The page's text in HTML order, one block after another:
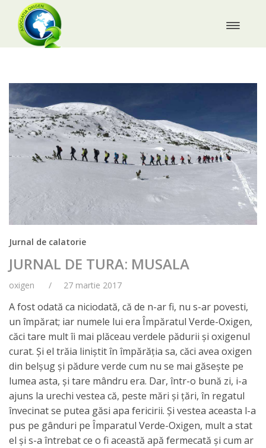
Jurnal de calatorie
JURNAL DE TURA: MUSALA
oxigen 27 martie 2017
A fost odată ca niciodată, că de n-ar fi, nu s-ar povesti,
un împărat; iar numele lui era Împăratul Verde-Oxigen,
căci tare mult îi mai plăceau verdele pădurii şi oxigenul
curat. Şi el trăia liniştit în împărăţia sa, căci avea oxigen
din belşug şi pădure verde cum nu se mai găseşte pe
lumea asta, şi tare mândru era. Dar, într-o bună zi, i-a
ajuns la urechi vestea că, peste mări şi ţări, în regatul
învecinat se putea găsi apa fericirii. Şi vestea aceasta l-a
pus pe gânduri pe Împaratul Verde-Oxigen, mult a stat
el şi s-a întrebat ce o fi această apă fermecată şi cum ar